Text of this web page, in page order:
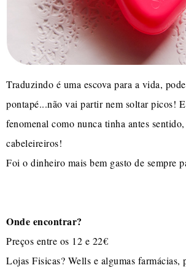
Traduzindo é uma escova para a vida,
pontapé...não vai partir nem soltar picos!
fenomenal como nunca tinha antes
cabeleireiros!
Foi o dinheiro mais bem gasto de sempre
Onde encontrar?
Preços entre os 12 e 22€
Lojas Fisicas? Wells e algumas farmácias,